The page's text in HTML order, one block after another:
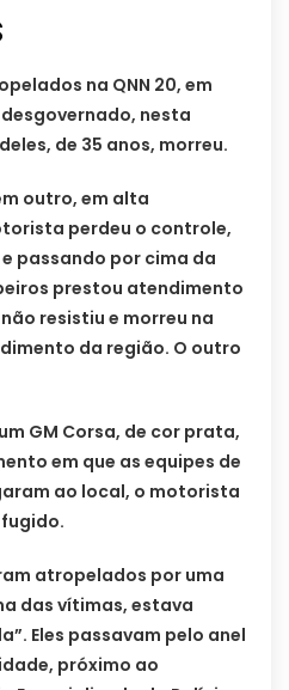
na QNN 20, em
nesta
de 35 anos, morreu.
outro, em alta
perdeu o controle,
passando por cima da
prestou atendimento
resistiu e morreu na
da região. O outro
GM Corsa, de cor prata,
em que as equipes de
ao local, o motorista
atropelados por uma
das vítimas, estava
Eles passavam pelo anel
próximo ao